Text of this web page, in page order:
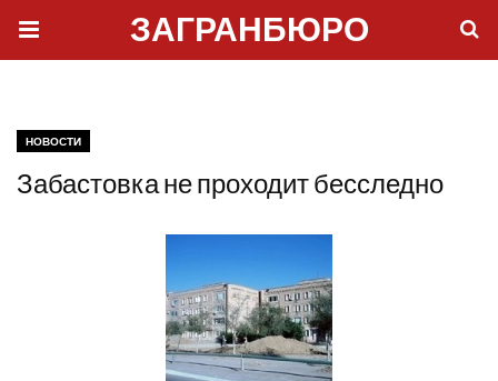
ЗАГРАНБЮРО
НОВОСТИ
Забастовка не проходит бесследно